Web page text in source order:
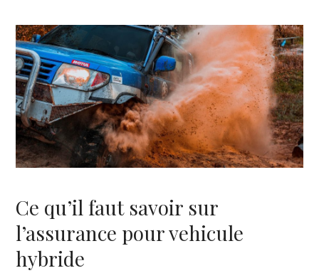
Ce qu’il faut savoir sur
l’assurance pour vehicule
hybride